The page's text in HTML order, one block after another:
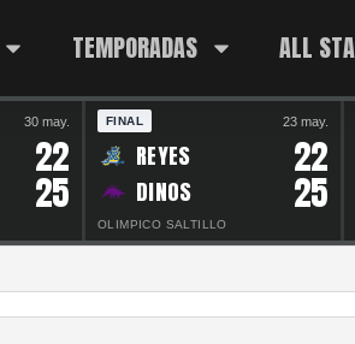
TEMPORADAS ALL
30 may.
22
25
FINAL 23 may.
REYES 22
DINOS 25
OLIMPICO SALTILLO